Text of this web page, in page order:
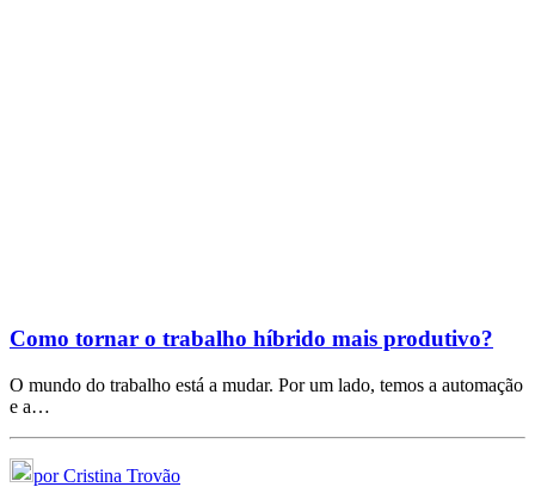
Como tornar o trabalho híbrido mais produtivo?
O mundo do trabalho está a mudar. Por um lado, temos a automação
e a…
por Cristina Trovão